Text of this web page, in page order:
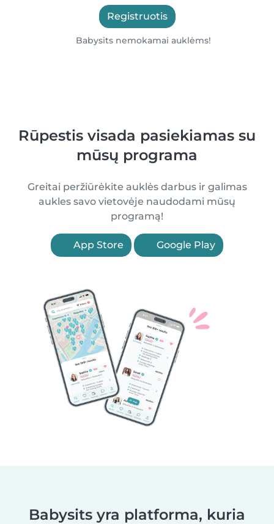
Registruotis
Babysits nemokamai auklėms!
Rūpestis visada pasiekiamas su
mūsų programa
Greitai peržiūrėkite auklės darbus ir galimas
aukles savo vietovėje naudodami mūsų
programą!
App Store Google Play
Babysits yra platforma, kuria